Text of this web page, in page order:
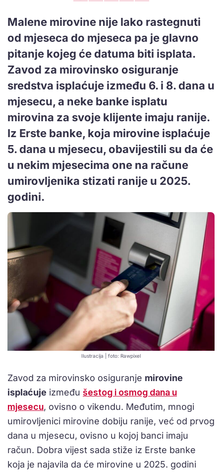
Malene mirovine nije lako rastegnuti
od mjeseca do mjeseca pa je glavno
pitanje kojeg će datuma biti isplata.
Zavod za mirovinsko osiguranje
sredstva isplaćuje između 6. i 8. dana u
mjesecu, a neke banke isplatu
mirovina za svoje klijente imaju ranije.
Iz Erste banke, koja mirovine isplaćuje
5. dana u mjesecu, obavijestili su da će
u nekim mjesecima one na račune
umirovljenika stizati ranije u 2025.
godini.
Ilustracija | foto: Rawpixel
Zavod za mirovinsko osiguranje mirovine
isplaćuje između šestog i osmog dana u
mjesecu, ovisno o vikendu. Međutim, mnogi
umirovljenici mirovine dobiju ranije, već od prvog
dana u mjesecu, ovisno u kojoj banci imaju
račun. Dobra vijest sada stiže iz Erste banke
koja je najavila da će mirovine u 2025. godini